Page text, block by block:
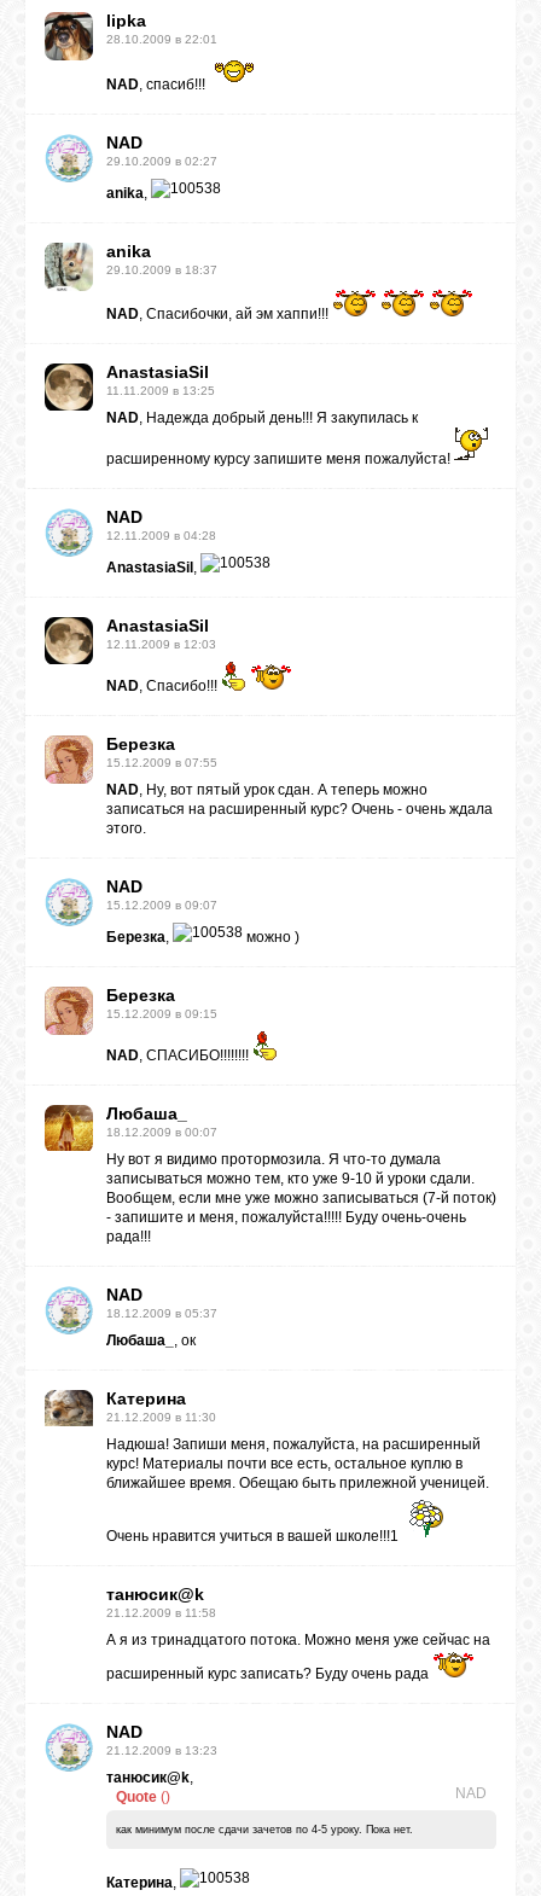
lipka
28.10.2009 в 22:01
NAD, спасиб!!!
NAD
29.10.2009 в 02:27
anika,
anika
29.10.2009 в 18:37
NAD, Спасибочки, ай эм хаппи!!!
AnastasiaSil
11.11.2009 в 13:25
NAD, Надежда добрый день!!! Я закупилась к
расширенному курсу запишите меня пожалуйста!
NAD
12.11.2009 в 04:28
AnastasiaSil ,
AnastasiaSil
12.11.2009 в 12:03
NAD, Спасибо!!!
Березка
15.12.2009 в 07:55
NAD, Ну, вот пятый урок сдан. А теперь можно
записаться на расширенный курс? Очень - очень ждала
этого.
NAD
15.12.2009 в 09:07
Березка, можно )
Березка
15.12.2009 в 09:15
NAD, СПАСИБО!!!!!!!!
Любаша_
18.12.2009 в 00:07
Ну вот я видимо протормозила. Я что-то думала
записываться можно тем, кто уже 9-10 й уроки сдали.
Вообщем, если мне уже можно записываться (7-й поток)
- запишите и меня, пожалуйста!!!!! Буду очень-очень
рада!!!
NAD
18.12.2009 в 05:37
Любаша_ , ок
Катерина
21.12.2009 в 11:30
Надюша! Запиши меня, пожалуйста, на расширенный
курс! Материалы почти все есть, остальное куплю в
ближайшее время. Обещаю быть прилежной ученицей.
Очень нравится учиться в вашей школе!!!1
танюсик@k
21.12.2009 в 11:58
А я из тринадцатого потока. Можно меня уже сейчас на
расширенный курс записать? Буду очень рада
NAD
21.12.2009 в 13:23
танюсик@k,
Quote ( NAD
)
как минимум после сдачи зачетов по 4-5 уроку. Пока нет.
Катерина,